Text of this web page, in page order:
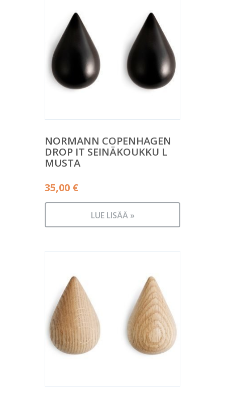
NORMANN COPENHAGEN
DROP IT SEINÄKOUKKU L
MUSTA
35,00 €
LUE LISÄÄ »